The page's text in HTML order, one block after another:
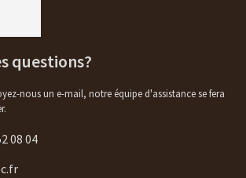
questions?
nous un e-mail, notre équipe d'assistance se fera
08 04